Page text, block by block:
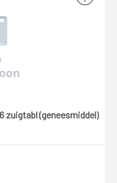
zuigtabl (geneesmiddel)